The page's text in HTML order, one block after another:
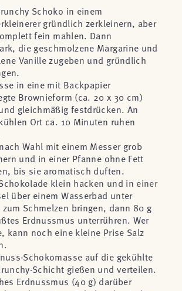
Schoko in einem
gründlich zerkleinern, aber
fein mahlen. Dann
die geschmolzene Margarine und
Vanille zugeben und gründlich
in eine mit Backpapier
Brownieform (ca. 20 x 30 cm)
gleichmäßig festdrücken. An
Ort ca. 10 Minuten ruhen
Wahl mit einem Messer grob
und in einer Pfanne ohne Fett
bis sie aromatisch duften.
klein hacken und in einer
über einem Wasserbad unter
zum Schmelzen bringen, dann 80 g
Erdnussmus unterrühren. Wer
kann noch eine kleine Prise Salz
Schokomasse auf die gekühlte
Schicht gießen und verteilen.
Erdnussmus (40 g) darüber